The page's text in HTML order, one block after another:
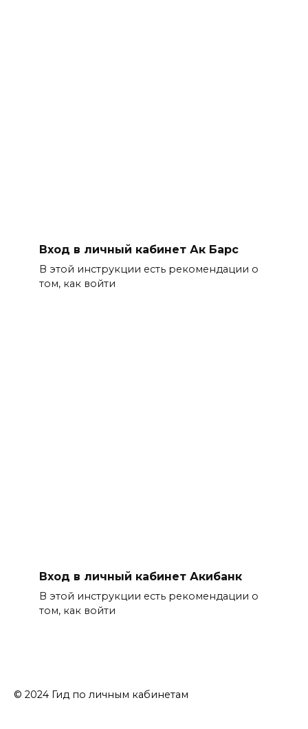
Вход в личный кабинет Ак Барс
В этой инструкции есть рекомендации о
том, как войти
Вход в личный кабинет Акибанк
В этой инструкции есть рекомендации о
том, как войти
© 2024 Гид по личным кабинетам